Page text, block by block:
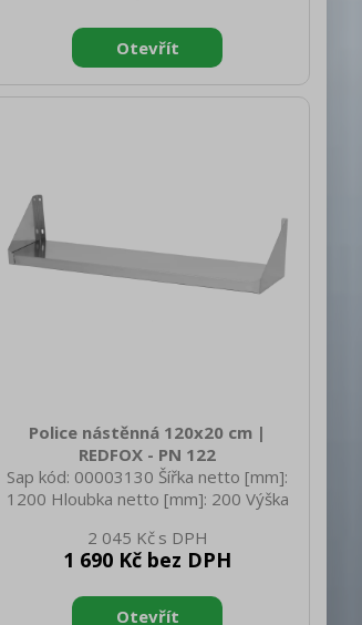
AISI 430
Police nástěnná 120x20 cm |
REDFOX - PN 122
Sap kód: 00003130 Šířka netto [mm]:
1200 Hloubka netto [mm]: 200 Výška
5.40 Šířka brutto [mm]: 1210 Hloubka
brutto [mm]: 210 Výška brutto [mm]:
AISI 430 Nosnost [kg]: 50
2 045 Kč
1 690 Kč bez DPH